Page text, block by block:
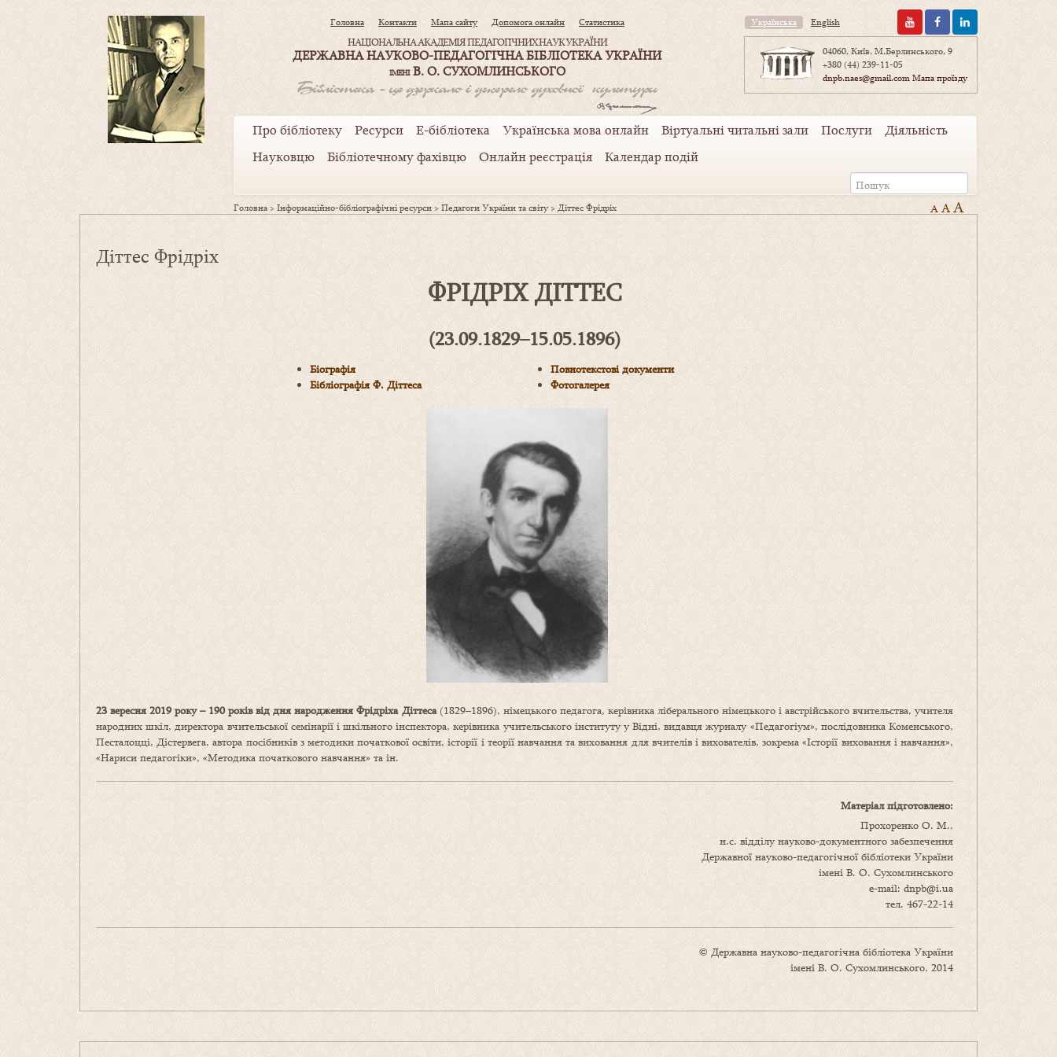
Головна Контакти Мапа сайту Допомога онлайн Статистика
НАЦІОНАЛЬНА АКАДЕМІЯ ПЕДАГОГІЧНИХ НАУК УКРАЇНИ
ДЕРЖАВНА НАУКОВО-ПЕДАГОГІЧНА БІБЛІОТЕКА УКРАЇНИ
ІМЕНІВ. О. СУХОМЛИНСЬКОГО
Українська English
04060, Київ, М.Берлинського, 9
+380 (44) 239-11-05
dnpb.naes@gmail.comМапа проїзду
Про бібліотеку Ресурси Е-бібліотека Українська мова онлайн Віртуальні читальні зали Послуги
Діяльність
Науковцю
Бібліотечному фахівцю Онлайн реєстрація Календар подій
Головна >Інформаційно-бібліографічні ресурси >Педагоги України та світу >Діттес Фрідріх A AA
Діттес Фрідріх
ФРІДРІХ ДІТТЕС
(23.09.1829–15.05.1896)
Біографія
Бібліографія Ф. Діттеса
Повнотекстові документи
Фотогалерея
23 вересня 2019 року – 190 роківвід дня народження Фрідріха Діттеса (1829–1896), німецького педагога, керівника ліберального німецького і австрійського вчительства, учителя
народних шкіл, директора вчительської семінарії і шкільного інспектора, керівника учительського інституту у Відні, видавця журналу «Педагогіум», послідовника Коменського,
Песталоцці, Дістервега, автора посібників з методики початкової освіти, історії і теорії навчання та виховання для вчителів і вихователів, зокрема «Історії виховання і навчання»,
«Нариси педагогіки», «Методика початкового навчання» та ін.
Матеріал підготовлено:
Прохоренко О. М.,
н.с. відділу науково-документного забезпечення
Державної науково-педагогічної бібліотеки України
імені В. О. Сухомлинськогo
e-mail: dnpb@i.ua
тел. 467-22-14
© Державна науково-педагогічна бібліотека України
імені В. О. Сухомлинського, 2014